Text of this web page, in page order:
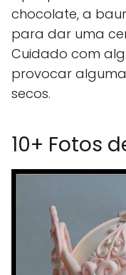
chocolate, a
para dar uma
Cuidado com
provocar
secos.
10+ Fotos